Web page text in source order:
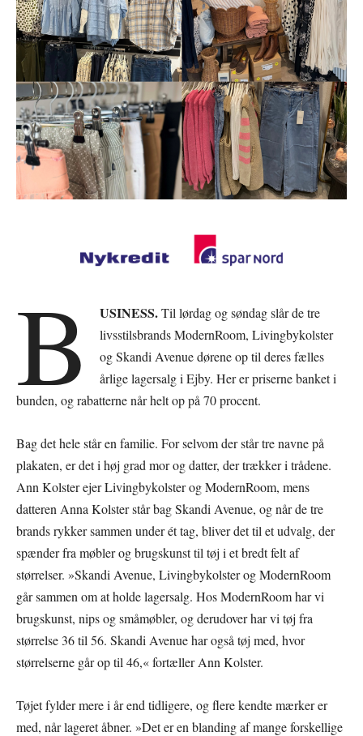
B USINESS.Til lørdag og søndag slår de tre
livsstilsbrands ModernRoom, Livingbykolster
og Skandi Avenue dørene op til deres fælles
årlige lagersalg i Ejby. Her er priserne banket i
bunden, og rabatterne når helt op på 70 procent.
Bag det hele står en familie. For selvom der står tre navne på
plakaten, er det i høj grad mor og datter, der trækker i trådene.
Ann Kolster ejer Livingbykolster og ModernRoom, mens
datteren Anna Kolster står bag Skandi Avenue, og når de tre
brands rykker sammen under ét tag, bliver det til et udvalg, der
spænder fra møbler og brugskunst til tøj i et bredt felt af
størrelser. »Skandi Avenue, Livingbykolster og ModernRoom
går sammen om at holde lagersalg. Hos ModernRoom har vi
brugskunst, nips og småmøbler, og derudover har vi tøj fra
størrelse 36 til 56. Skandi Avenue har også tøj med, hvor
størrelserne går op til 46,« fortæller Ann Kolster.
Tøjet fylder mere i år end tidligere, og flere kendte mærker er
med, når lageret åbner. »Det er en blanding af mange forskellige